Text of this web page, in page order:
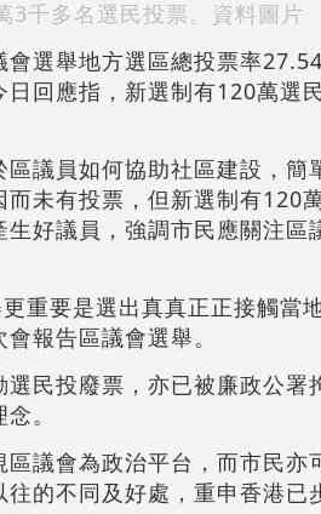
3千多名選民投票。資料圖片
選舉地方選區總投票率
回應指，新選制有120萬選
議員如何協助社區建設，簡
未有投票，但新選制有120
好議員，強調市民應關注區
重要是選出真真正正接觸當
報告區議會選舉。
民投廢票，亦已被廉政公署
。
議會為政治平台，而市民亦
的不同及好處，重申香港已